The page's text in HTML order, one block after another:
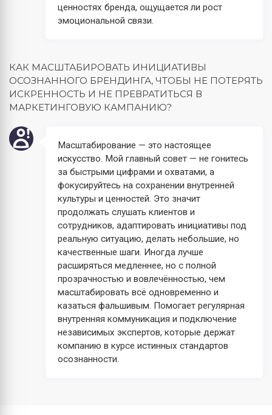
ценностях бренда, ощущается ли рост
эмоциональной связи.
КАК МАСШТАБИРОВАТЬ ИНИЦИАТИВЫ
ОСОЗНАННОГО БРЕНДИНГА, ЧТОБЫ НЕ ПОТЕРЯТЬ
ИСКРЕННОСТЬ И НЕ ПРЕВРАТИТЬСЯ В
МАРКЕТИНГОВУЮ КАМПАНИЮ?
Масштабирование — это настоящее
искусство. Мой главный совет — не гонитесь
за быстрыми цифрами и охватами, а
фокусируйтесь на сохранении внутренней
культуры и ценностей. Это значит
продолжать слушать клиентов и
сотрудников, адаптировать инициативы под
реальную ситуацию, делать небольшие, но
качественные шаги. Иногда лучше
расширяться медленнее, но с полной
прозрачностью и вовлечённостью, чем
масштабировать всё одновременно и
казаться фальшивым. Помогает регулярная
внутренняя коммуникация и подключение
независимых экспертов, которые держат
компанию в курсе истинных стандартов
осознанности.